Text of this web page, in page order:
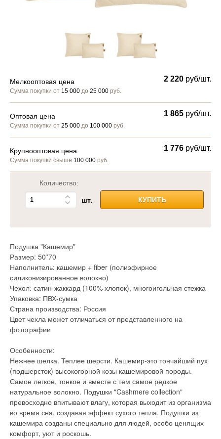
Мелкооптовая цена
Сумма покупки от 15 000 до 25 000 руб.
2 220 руб/шт.
Оптовая цена
Сумма покупки от 25 000 до 100 000 руб.
1 865 руб/шт.
Крупнооптовая цена
Сумма покупки свыше 100 000 руб.
1 776 руб/шт.
Количество:
шт. КУПИТЬ
Подушка "Кашемир"
Размер: 50*70
Наполнитель: кашемир + fiber (полиэфирное
силиконизированное волокно)
Чехол: сатин-жаккард (100% хлопок), многоигольная стежка
Упаковка: ПВХ-сумка
Страна производства: Россия
Цвет чехла может отличаться от представленного на
фотографии
Особенности:
Нежнее шелка. Теплее шерсти. Кашемир-это тончайший пух
(подшерсток) высокогорной козы кашемировой породы.
Самое легкое, тонкое и вместе с тем самое редкое
натуральное волокно. Подушки "Cashmere collection"
превосходно впитывают влагу, которая выходит из организма
во время сна, создавая эффект сухого тепла. Подушки из
кашемира созданы специально для людей, особо ценящих
комфорт, уют и роскошь.